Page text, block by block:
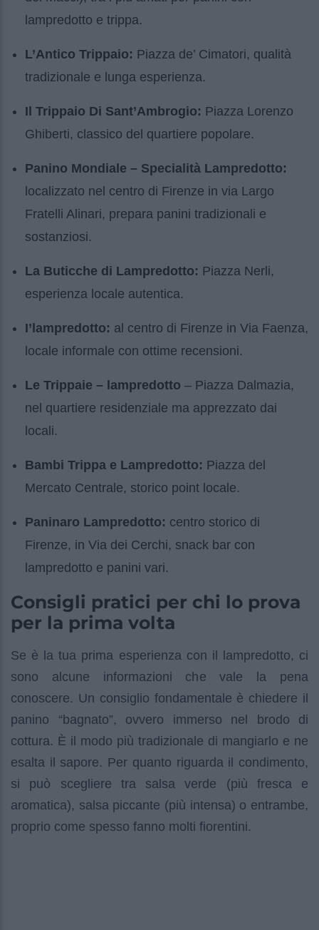
lampredotto e trippa.
L’Antico Trippaio: Piazza de’ Cimatori, qualità
tradizionale e lunga esperienza.
Il Trippaio Di Sant’Ambrogio: Piazza Lorenzo
Ghiberti, classico del quartiere popolare.
Panino Mondiale – Specialità Lampredotto:
localizzato nel centro di Firenze in via Largo
Fratelli Alinari, prepara panini tradizionali e
sostanziosi.
La Buticche di Lampredotto: Piazza Nerli,
esperienza locale autentica.
I’lampredotto: al centro di Firenze in Via Faenza,
locale informale con ottime recensioni.
Le Trippaie – lampredotto – Piazza Dalmazia,
nel quartiere residenziale ma apprezzato dai
locali.
Bambi Trippa e Lampredotto: Piazza del
Mercato Centrale, storico point locale.
Paninaro Lampredotto: centro storico di
Firenze, in Via dei Cerchi, snack bar con
lampredotto e panini vari.
Consigli pratici per chi lo prova
per la prima volta
Se è la tua prima esperienza con il lampredotto, ci
sono alcune informazioni che vale la pena
conoscere. Un consiglio fondamentale è chiedere il
panino “bagnato”, ovvero immerso nel brodo di
cottura. È il modo più tradizionale di mangiarlo e ne
esalta il sapore. Per quanto riguarda il condimento,
si può scegliere tra salsa verde (più fresca e
aromatica), salsa piccante (più intensa) o entrambe,
proprio come spesso fanno molti fiorentini.